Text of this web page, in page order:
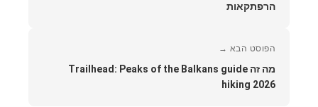
הרפתקאות
הפוסט הבא →
מה זה Trailhead: Peaks of the Balkans guide
hiking 2026